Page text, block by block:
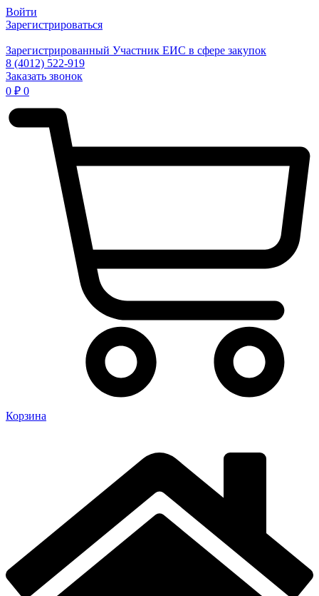
Войти
Зарегистрироваться
Зарегистрированный Участник ЕИС в сфере закупок
8 (4012) 522-919
Заказать звонок
0 ₽ 0
Корзина